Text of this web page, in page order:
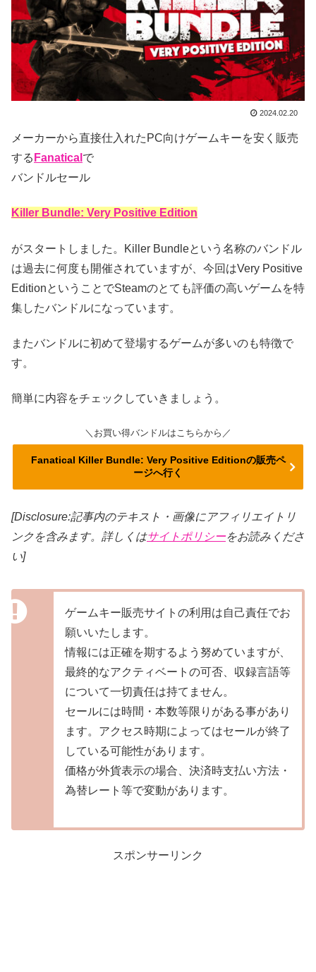
2024.02.20
メーカーから直接仕入れたPC向けゲームキーを安く販売
する Fanatical で
バンドルセール
Killer Bundle: Very Positive Edition
がスタートしました。Killer Bundleという名称のバンドル
は過去に何度も開催されていますが、今回はVery Positive
EditionということでSteamのとても評価の高いゲームを特
集したバンドルになっています。
またバンドルに初めて登場するゲームが多いのも特徴で
す。
簡単に内容をチェックしていきましょう。
＼お買い得バンドルはこちらから／
Fanatical Killer Bundle: Very Positive Editionの販売ペ
ージへ行く
[Disclosure:記事内のテキスト・画像にアフィリエイトリ
ンクを含みます。詳しくはサイトポリシーをお読みくださ
い]
ゲームキー販売サイトの利用は自己責任でお
願いいたします。
情報には正確を期するよう努めていますが、
最終的なアクティベートの可否、収録言語等
について一切責任は持てません。
セールには時間・本数等限りがある事があり
ます。アクセス時期によってはセールが終了
している可能性があります。
価格が外貨表示の場合、決済時支払い方法・
為替レート等で変動があります。
スポンサーリンク